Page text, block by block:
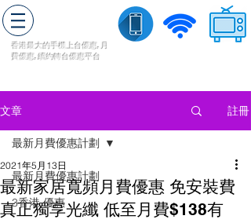
香港最大的手機上台優惠, 月
費優惠,續約轉台優惠平台
文章 註冊
最新月費優惠計劃
3香港 優惠
最新月費優惠計劃
最新家居寬頻月費優惠 免安裝費
真正獨享光纖 低至月費$138有
2021年5月13日